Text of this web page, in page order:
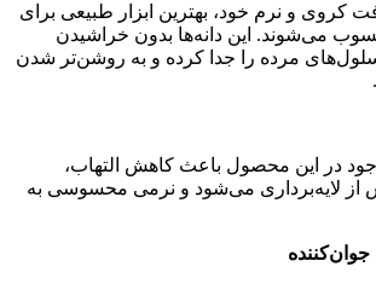
کروی و نرم خود، بهترین ابزار طبیعی برای
می‌شوند. این دانه‌ها بدون خراشیدن
مرده را جدا کرده و به روشن‌تر شدن
در این محصول باعث کاهش التهاب،
لایه‌برداری می‌شود و نرمی محسوسی به